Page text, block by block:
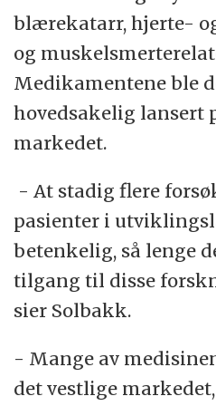
blærekatarr, hjerte-
og
Medikamentene ble
hovedsakelig lansert
markedet.
- At stadig flere
pasienter i
betenkelig, så lenge
tilgang til disse
sier Solbakk.
- Mange av
det vestlige